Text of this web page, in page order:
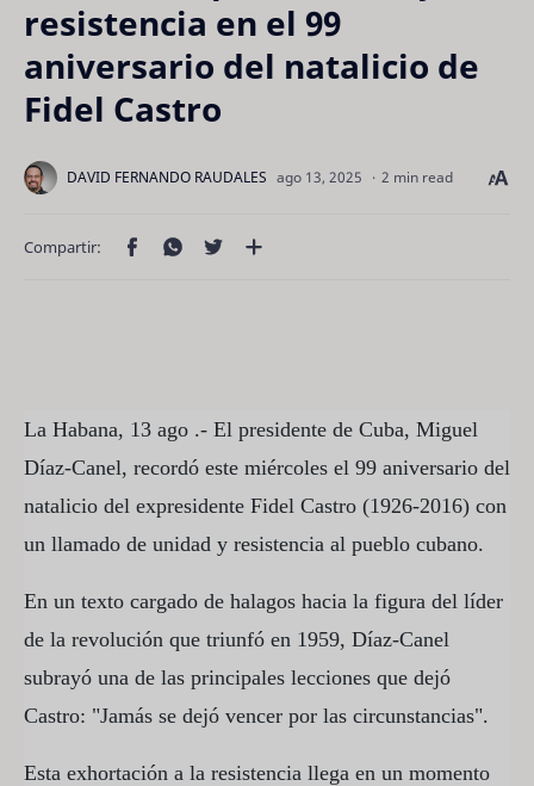
resistencia en el 99
aniversario del natalicio de
Fidel Castro
2 min read
La Habana, 13 ago .- El presidente de Cuba, Miguel
Díaz-Canel, recordó este miércoles el 99 aniversario del
natalicio del expresidente Fidel Castro (1926-2016) con
un llamado de unidad y resistencia al pueblo cubano.
En un texto cargado de halagos hacia la figura del líder
de la revolución que triunfó en 1959, Díaz-Canel
subrayó una de las principales lecciones que dejó
Castro: "Jamás se dejó vencer por las circunstancias".
Esta exhortación a la resistencia llega en un momento